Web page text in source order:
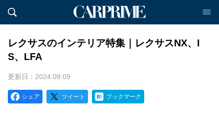
レクサスのインテリア特集｜レクサスNX、I
S、LFA
更新日：2024.09.09
シェア ツイート ブックマーク